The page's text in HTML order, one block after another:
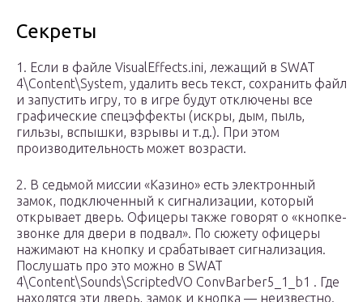
Секреты
1. Если в файле VisualEffects.ini, лежащий в SWAT
4\Content\System, удалить весь текст, сохранить файл
и запустить игру, то в игре будут отключены все
графические спецэффекты (искры, дым, пыль,
гильзы, вспышки, взрывы и т.д.). При этом
производительность может возрасти.
2. В седьмой миссии «Казино» есть электронный
замок, подключенный к сигнализации, который
открывает дверь. Офицеры также говорят о «кнопке-
звонке для двери в подвал». По сюжету офицеры
нажимают на кнопку и срабатывает сигнализация.
Послушать про это можно в SWAT
4\Content\Sounds\ScriptedVO ConvBarber5_1_b1 . Где
находятся эти дверь, замок и кнопка — неизвестно.